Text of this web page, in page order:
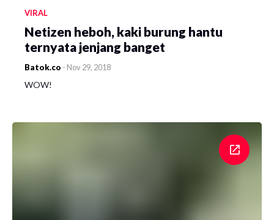
VIRAL
Netizen heboh, kaki burung hantu
ternyata jenjang banget
Batok.co - Nov 29, 2018
WOW!